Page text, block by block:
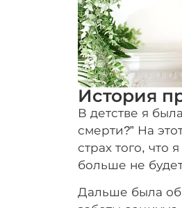
История
В детстве я
смерти?” На
страх того, что
больше не
Дальше была